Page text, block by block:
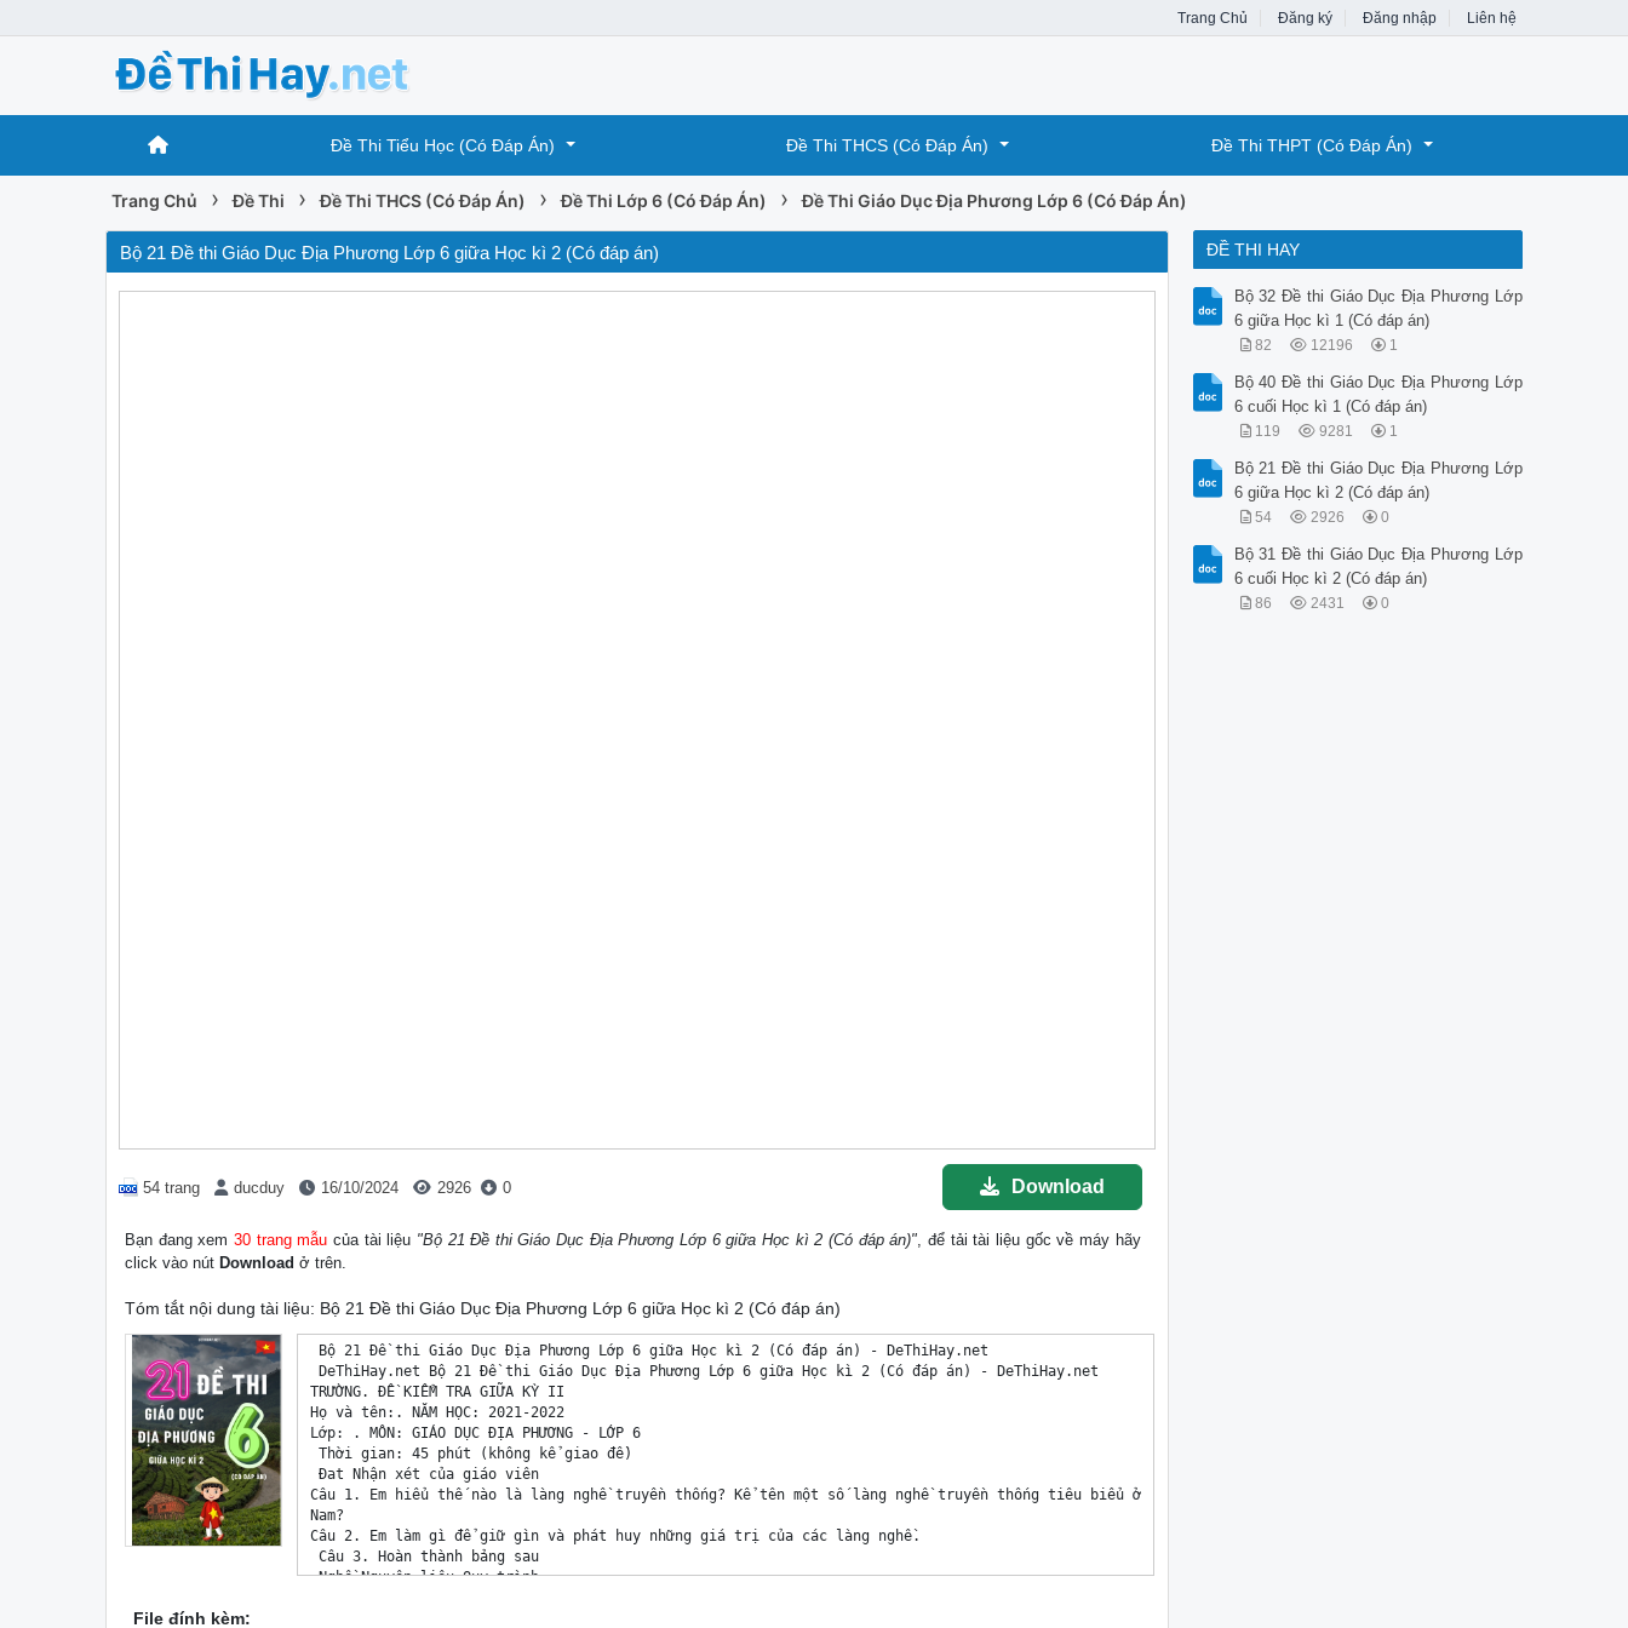
Trang Chủ Đăng ký Đăng nhập Liên hệ
Đề Thi Tiểu Học (Có Đáp Án) Đề Thi THCS (Có Đáp Án) Đề Thi THPT (Có Đáp Án)
Trang Chủ › Đề Thi › Đề Thi THCS (Có Đáp Án) › Đề Thi Lớp 6 (Có Đáp Án) › Đề Thi Giáo Dục Địa Phương Lớp 6 (Có Đáp Án)
Bộ 21 Đề thi Giáo Dục Địa Phương Lớp 6 giữa Học kì 2 (Có đáp án)
54 trang ducduy 16/10/2024 2926 0 Download
Bạn đang xem 30 trang mẫu của tài liệu "Bộ 21 Đề thi Giáo Dục Địa Phương Lớp 6 giữa Học kì 2 (Có đáp án)", để tải tài liệu gốc về máy hãy
click vào nút Download ở trên.
Tóm tắt nội dung tài liệu: Bộ 21 Đề thi Giáo Dục Địa Phương Lớp 6 giữa Học kì 2 (Có đáp án)
Bộ 21 Đề thi Giáo Dục Địa Phương Lớp 6 giữa Học kì 2 (Có đáp án) - DeThiHay.net
DeThiHay.net Bộ 21 Đề thi Giáo Dục Địa Phương Lớp 6 giữa Học kì 2 (Có đáp án) - DeThiHay.net
TRƯỜNG. ĐỀ KIỂM TRA GIỮA KỲ II
Họ và tên:. NĂM HỌC: 2021-2022
Lớp: . MÔN: GIÁO DỤC ĐỊA PHƯƠNG - LỚP 6
Thời gian: 45 phút (không kể giao đề)
Đat Nhận xét của giáo viên
Câu 1. Em hiểu thế nào là làng nghề truyền thống? Kể tên một số làng nghề truyền thống tiêu biểu ở Quảng
Nam?
Câu 2. Em làm gì để giữ gìn và phát huy những giá trị của các làng nghề.
Câu 3. Hoàn thành bảng sau
Nghề Nguyên liệu Quy trình
File đính kèm:
ĐỀ THI HAY
Bộ 32 Đề thi Giáo Dục Địa Phương Lớp
6 giữa Học kì 1 (Có đáp án)
82 12196 1
Bộ 40 Đề thi Giáo Dục Địa Phương Lớp
6 cuối Học kì 1 (Có đáp án)
119 9281 1
Bộ 21 Đề thi Giáo Dục Địa Phương Lớp
6 giữa Học kì 2 (Có đáp án)
54 2926 0
Bộ 31 Đề thi Giáo Dục Địa Phương Lớp
6 cuối Học kì 2 (Có đáp án)
86 2431 0